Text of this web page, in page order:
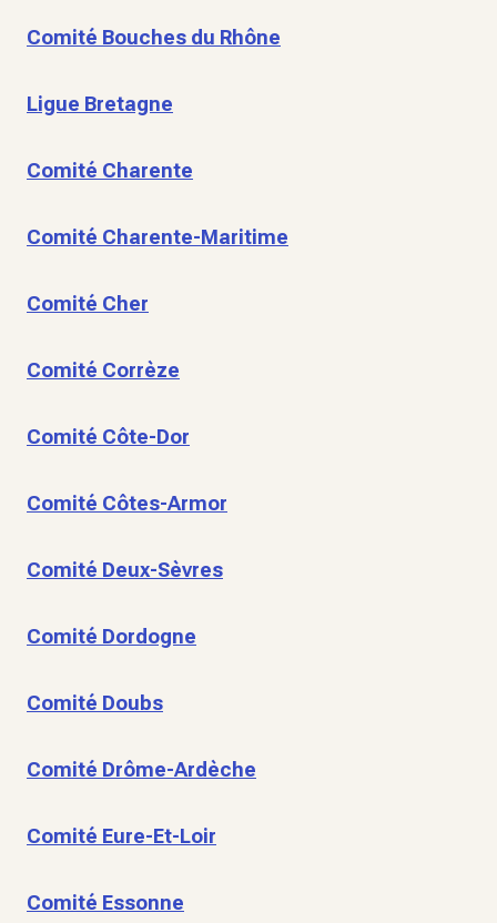
Comité Bouches du Rhône
Ligue Bretagne
Comité Charente
Comité Charente-Maritime
Comité Cher
Comité Corrèze
Comité Côte-Dor
Comité Côtes-Armor
Comité Deux-Sèvres
Comité Dordogne
Comité Doubs
Comité Drôme-Ardèche
Comité Eure-Et-Loir
Comité Essonne